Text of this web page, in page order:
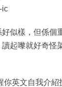
ic
好似樣，但係個
起嚟就好奇怪
你英文自我介紹